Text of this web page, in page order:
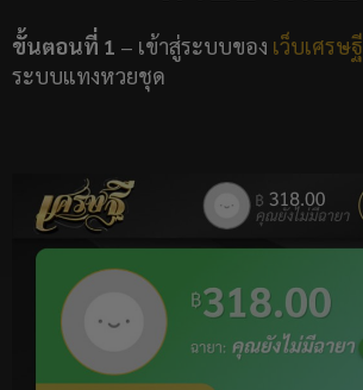
ขั้นตอนที่ 1 – เข้าสู่ระบบของ เว็บเศรษฐี
ระบบแทงหวยชุด